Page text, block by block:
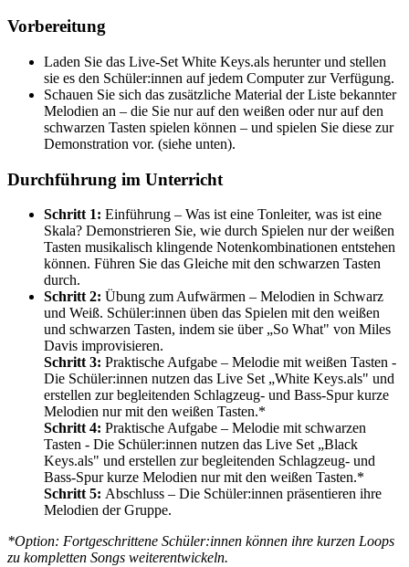
Vorbereitung
Laden Sie das Live-Set White Keys.als herunter und stellen
sie es den Schüler:innen auf jedem Computer zur Verfügung.
Schauen Sie sich das zusätzliche Material der Liste bekannter
Melodien an – die Sie nur auf den weißen oder nur auf den
schwarzen Tasten spielen können – und spielen Sie diese zur
Demonstration vor. (siehe unten).
Durchführung im Unterricht
Schritt 1: Einführung – Was ist eine Tonleiter, was ist eine
Skala? Demonstrieren Sie, wie durch Spielen nur der weißen
Tasten musikalisch klingende Notenkombinationen entstehen
können. Führen Sie das Gleiche mit den schwarzen Tasten
durch.
Schritt 2: Übung zum Aufwärmen – Melodien in Schwarz
und Weiß. Schüler:innen üben das Spielen mit den weißen
und schwarzen Tasten, indem sie über „So What" von Miles
Davis improvisieren.
Schritt 3: Praktische Aufgabe – Melodie mit weißen Tasten -
Die Schüler:innen nutzen das Live Set „White Keys.als" und
erstellen zur begleitenden Schlagzeug- und Bass-Spur kurze
Melodien nur mit den weißen Tasten.*
Schritt 4: Praktische Aufgabe – Melodie mit schwarzen
Tasten - Die Schüler:innen nutzen das Live Set „Black
Keys.als" und erstellen zur begleitenden Schlagzeug- und
Bass-Spur kurze Melodien nur mit den weißen Tasten.*
Schritt 5: Abschluss – Die Schüler:innen präsentieren ihre
Melodien der Gruppe.
*Option: Fortgeschrittene Schüler:innen können ihre kurzen Loops
zu kompletten Songs weiterentwickeln.